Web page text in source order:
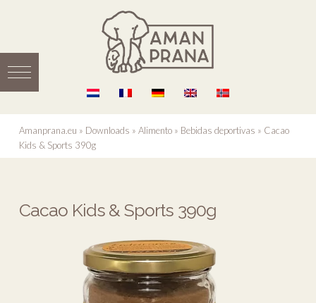
Amanprana.eu » Downloads » Alimento» Bebidas deportivas » Cacao
Kids & Sports 390g
Cacao Kids & Sports 390g